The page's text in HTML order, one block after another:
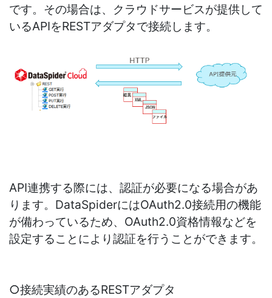
です。その場合は、クラウドサービスが提供して
いるAPIをRESTアダプタで接続します。
API連携する際には、認証が必要になる場合があ
ります。DataSpiderにはOAuth2.0接続用の機能
が備わっているため、OAuth2.0資格情報などを
設定することにより認証を行うことができます。
○接続実績のあるRESTアダプタ